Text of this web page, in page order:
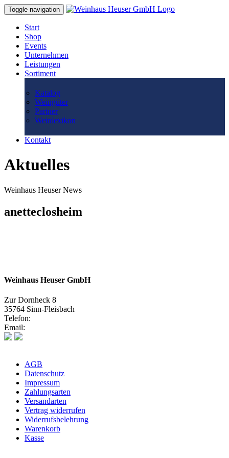
Toggle navigation
Start
Shop
Events
Unternehmen
Leistungen
Sortiment
Katalog
Weingüter
Partner
Weinlexikon
Kontakt
Aktuelles
Weinhaus Heuser News
anetteclosheim
Weinhaus Heuser GmbH
Zur Dornheck 8
35764 Sinn-Fleisbach
Telefon:
Email:
AGB
Datenschutz
Impressum
Zahlungsarten
Versandarten
Vertrag widerrufen
Widerrufsbelehrung
Warenkorb
Kasse